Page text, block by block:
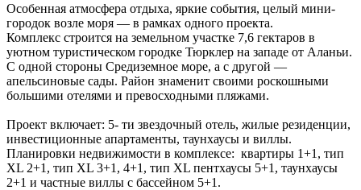
Особенная атмосфера отдыха, яркие события, целый мини-
городок возле моря — в рамках одного проекта.
Комплекс строится на земельном участке 7,6 гектаров в
уютном туристическом городке Тюрклер на западе от Аланьи.
С одной стороны Средиземное море, а с другой —
апельсиновые сады. Район знаменит своими роскошными
большими отелями и превосходными пляжами.
Проект включает: 5- ти звездочный отель, жилые резиденции,
инвестиционные апартаменты, таунхаусы и виллы.
Планировки недвижимости в комплексе: квартиры 1+1, тип
XL 2+1, тип XL 3+1, 4+1, тип XL пентхаусы 5+1, таунхаусы
2+1 и частные виллы с бассейном 5+1.